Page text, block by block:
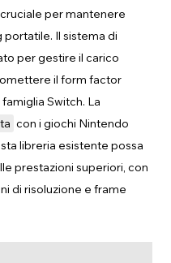
per mantenere
portatile. Il sistema di
per gestire il carico
il form factor
Switch. La
con i giochi Nintendo
libreria esistente possa
prestazioni superiori, con
di risoluzione e frame